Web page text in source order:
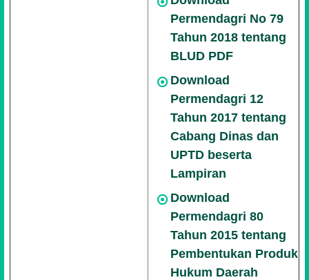
Permendagri No 79
Tahun 2018 tentang
BLUD PDF
Download
Permendagri 12
Tahun 2017 tentang
Cabang Dinas dan
UPTD beserta
Lampiran
Download
Permendagri 80
Tahun 2015 tentang
Pembentukan Produk
Hukum Daerah